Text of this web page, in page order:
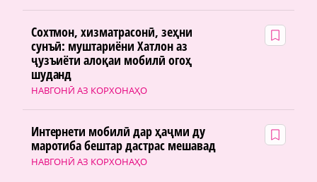
НАВГОНӢ АЗ КОРХОНАҲО
Сохтмон, хизматрасонӣ, зеҳни
сунъӣ: муштариёни Хатлон аз
ҷузъиёти алоқаи мобилӣ огоҳ
шуданд
НАВГОНӢ АЗ КОРХОНАҲО
Интернети мобилӣ дар ҳаҷми ду
маротиба бештар дастрас мешавад